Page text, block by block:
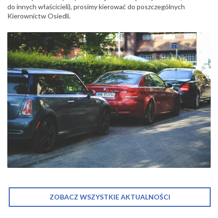
do innych właścicieli), prosimy kierować do poszczególnych
Kierownictw Osiedli.
ZOBACZ WSZYSTKIE AKTUALNOŚCI